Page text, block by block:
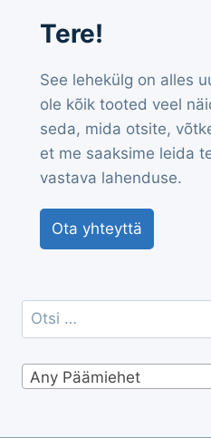
Tere!
See lehekülg on alles
ole kõik tooted veel
seda, mida otsite,
et me saaksime leida
vastava lahenduse.
Ota yhteyttä
Otsi:
Any Päämiehet